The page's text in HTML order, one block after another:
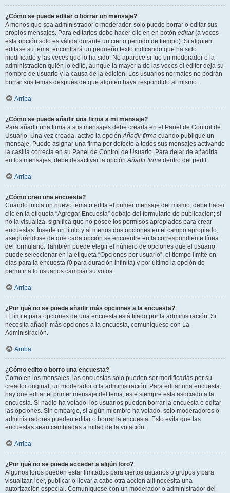
¿Cómo se puede editar o borrar un mensaje?
A menos que sea administrador o moderador, solo puede borrar o editar sus
propios mensajes. Para editarlos debe hacer clic en en botón editar(a veces
esta opción solo es válida durante un cierto periodo de tiempo). Si alguien
editase su tema, encontrará un pequeño texto indicando que ha sido
modificado y las veces que lo ha sido. No aparece si fue un moderador o la
administración quién lo editó, aunque la mayoría de las veces el editor deja su
nombre de usuario y la causa de la edición. Los usuarios normales no podrán
borrar sus temas después de que alguien haya respondido al mismo.
Arriba
¿Cómo se puede añadir una firma a mi mensaje?
Para añadir una firma a sus mensajes debe crearla en el Panel de Control de
Usuario. Una vez creada, active la opciónAñadir firma cuando publique un
mensaje. Puede asignar una firma por defecto a todos sus mensajes activando
la casilla correcta en su Panel de Control de Usuario. Para dejar de añadirla
en los mensajes, debe desactivar la opciónAñadir firma dentro del perfil.
Arriba
¿Cómo creo una encuesta?
Cuando inicia un nuevo tema o edita el primer mensaje del mismo, debe hacer
clic en la etiqueta “Agregar Encuesta” debajo del formulario de publicación; si
no la visualiza, significa que no posee los permisos apropiados para crear
encuestas. Inserte un título y al menos dos opciones en el campo apropiado,
asegurándose de que cada opción se encuentre en la correspondiente línea
del formulario. También puede elegir el número de opciones que el usuario
puede seleccionar en la etiqueta “Opciones por usuario”, el tiempo límite en
días para la encuesta (0 para duración infinita) y por último la opción de
permitir a lo usuarios cambiar su votos.
Arriba
¿Por qué no se puede añadir más opciones a la encuesta?
El límite para opciones de una encuesta está fijado por la administración. Si
necesita añadir más opciones a la encuesta, comuníquese con La
Administración.
Arriba
¿Cómo edito o borro una encuesta?
Como en los mensajes, las encuestas solo pueden ser modificadas por su
creador original, un moderador o la administración. Para editar una encuesta,
hay que editar el primer mensaje del tema; este siempre esta asociado a la
encuesta. Si nadie ha votado, los usuarios pueden borrar la encuesta o editar
las opciones. Sin embargo, si algún miembro ha votado, solo moderadores o
administradores pueden editar o borrar la encuesta. Esto evita que las
encuestas sean cambiadas a mitad de la votación.
Arriba
¿Por qué no se puede acceder a algún foro?
Algunos foros pueden estar limitados para ciertos usuarios o grupos y para
visualizar, leer, publicar o llevar a cabo otra acción allí necesita una
autorización especial. Comuníquese con un moderador o administrador del